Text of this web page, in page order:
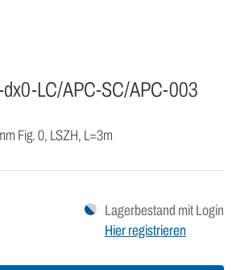
LC/APC-SC/APC-003
Fig. 0, LSZH, L=3m
Lagerbestand mit Login
Hier registrieren